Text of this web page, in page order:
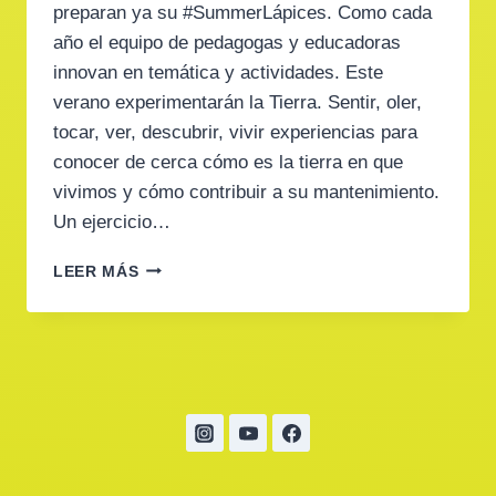
preparan ya su #SummerLápices. Como cada
año el equipo de pedagogas y educadoras
innovan en temática y actividades. Este
verano experimentarán la Tierra. Sentir, oler,
tocar, ver, descubrir, vivir experiencias para
conocer de cerca cómo es la tierra en que
vivimos y cómo contribuir a su mantenimiento.
Un ejercicio…
LEER MÁS¿QUÉ
ESTE